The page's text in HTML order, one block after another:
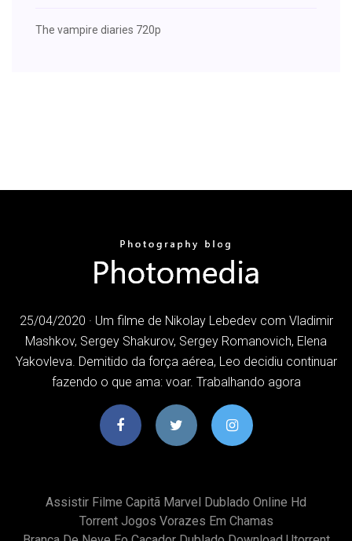
The vampire diaries 720p
25/04/2020 · Um filme de Nikolay Lebedev com Vladimir
Mashkov, Sergey Shakurov, Sergey Romanovich, Elena
Yakovleva. Demitido da força aérea, Leo decidiu continuar
fazendo o que ama: voar. Trabalhando agora
Assistir Filme Capitã Marvel Dublado Online Hd
Torrent Jogos Vorazes Em Chamas